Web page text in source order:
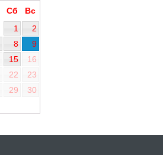
Сб
Вс
1
2
8
9
15
16
22
23
29
30